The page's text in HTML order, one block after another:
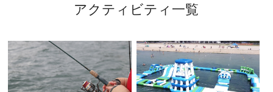
アクティビティ一覧